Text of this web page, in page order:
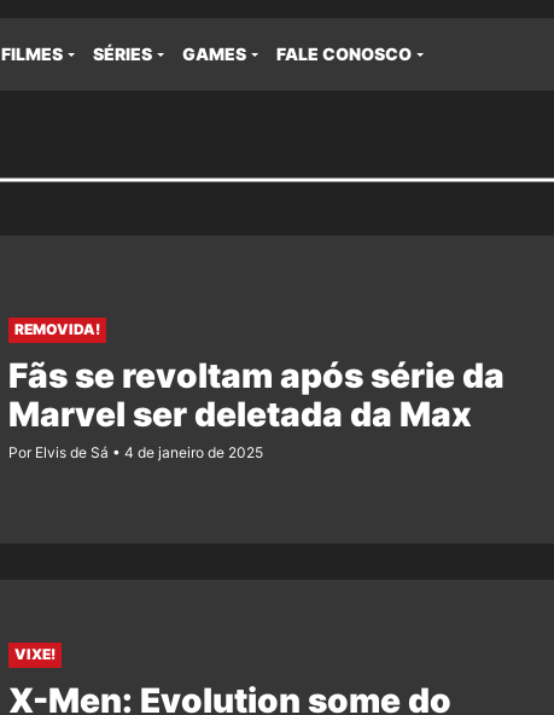
FILMES SÉRIES GAMES FALE CONOSCO
REMOVIDA!
Fãs se revoltam após série da
Marvel ser deletada da Max
Por Elvis de Sá 4 de janeiro de 2025
VIXE!
X-Men: Evolution some do